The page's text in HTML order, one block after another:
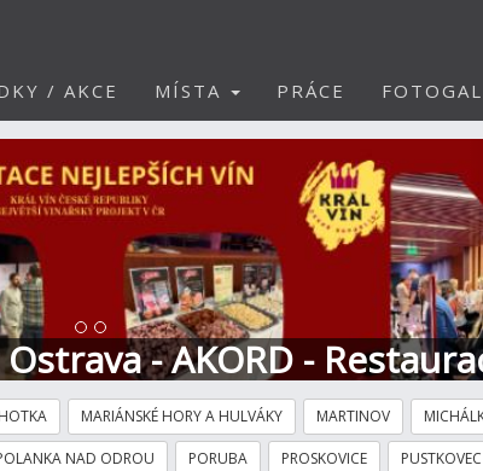
/ AKCE MÍSTA PRÁCE
- AKORD -
MARIÁNSKÉ HORY A HULVÁKY MARTINOV
NAD ODROU PORUBA PROSKOVICE PUSTKOVEC